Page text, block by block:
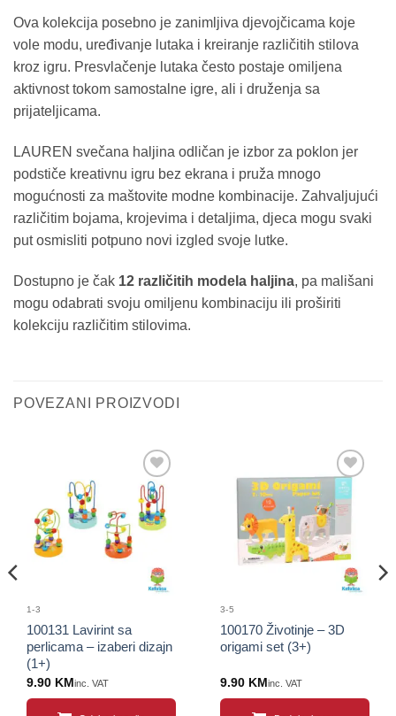
Ova kolekcija posebno je zanimljiva djevojčicama koje
vole modu, uređivanje lutaka i kreiranje različitih stilova
kroz igru. Presvlačenje lutaka često postaje omiljena
aktivnost tokom samostalne igre, ali i druženja sa
prijateljicama.
LAUREN svečana haljina odličan je izbor za poklon jer
podstiče kreativnu igru bez ekrana i pruža mnogo
mogućnosti za maštovite modne kombinacije. Zahvaljujući
različitim bojama, krojevima i detaljima, djeca mogu svaki
put osmisliti potpuno novi izgled svoje lutke.
Dostupno je čak 12 različitih modela haljina, pa mališani
mogu odabrati svoju omiljenu kombinaciju ili proširiti
kolekciju različitim stilovima.
POVEZANI PROIZVODI
Sačuvaj
proizvod
1-3
100131 Lavirint sa
perlicama – izaberi dizajn
(1+)
9.90 KM inc. VAT
Sačuvaj
proizvod
3-5
100170 Životinje – 3D
origami set (3+)
9.90 KM inc. VAT